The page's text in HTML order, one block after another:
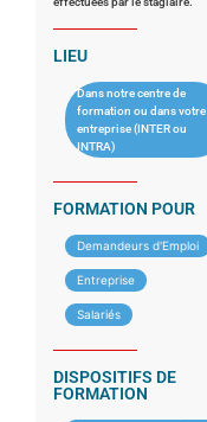
LIEU
Dans notre centre de
formation ou dans votre
entreprise (INTER ou
INTRA)
FORMATION POUR
Demandeurs d'Emploi
Entreprise
Salariés
DISPOSITIFS DE
FORMATION